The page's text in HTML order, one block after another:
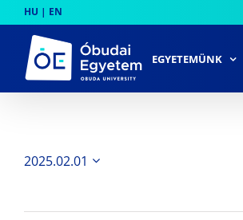
to
content
HU | EN
EGYETEMÜNK
2025.02.01